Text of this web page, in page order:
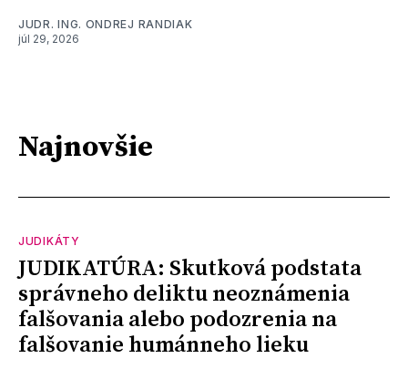
JUDR. ING. ONDREJ RANDIAK
júl 29, 2026
Najnovšie
JUDIKÁTY
JUDIKATÚRA: Skutková podstata
správneho deliktu neoznámenia
falšovania alebo podozrenia na
falšovanie humánneho lieku